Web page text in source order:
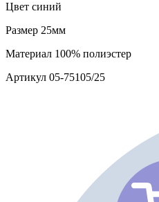
Цвет синий
Размер 25мм
Материал 100% полиэстер
Артикул 05-75105/25